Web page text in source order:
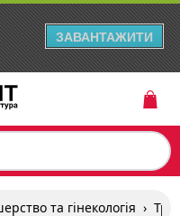
та гінекологія ›
ЗАВАНТАЖИТИ